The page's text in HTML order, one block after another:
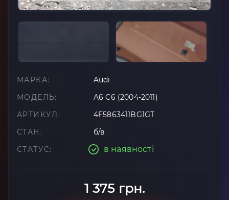
МАРКА:
Audi
МОДЕЛЬ:
A6 C6 (2004-2011)
АРТИКУЛ:
4F5863411BG1GT
СТАН:
б/в
СТАТУС:
в наявності
1 375 грн.